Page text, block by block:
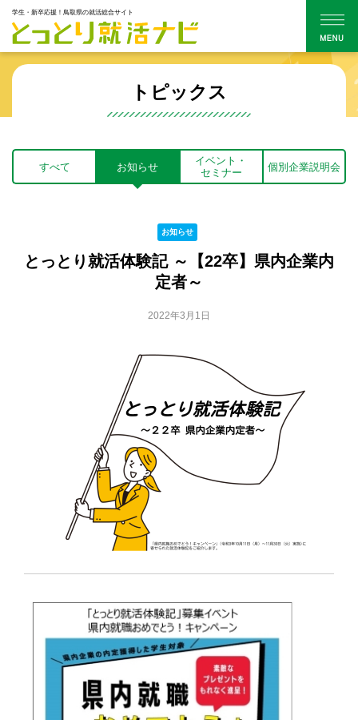
学生・新卒応援！鳥取県の就活総合サイト
トピックス
すべて お知らせ
イベント・
セミナー
個別企業説明会
お知らせ
とっとり就活体験記 ～【22卒】県内企業内
定者～
2022年3月1日